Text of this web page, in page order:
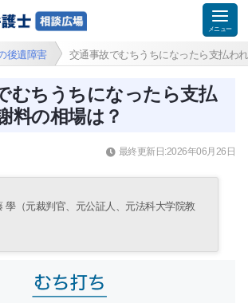
後遺障害 交通事故でむちうちになったら支払わ
むちうちになったら支払
料の相場は？
最終更新日:2026年06月26日
學（元裁判官、元公証人、元法科大学院教